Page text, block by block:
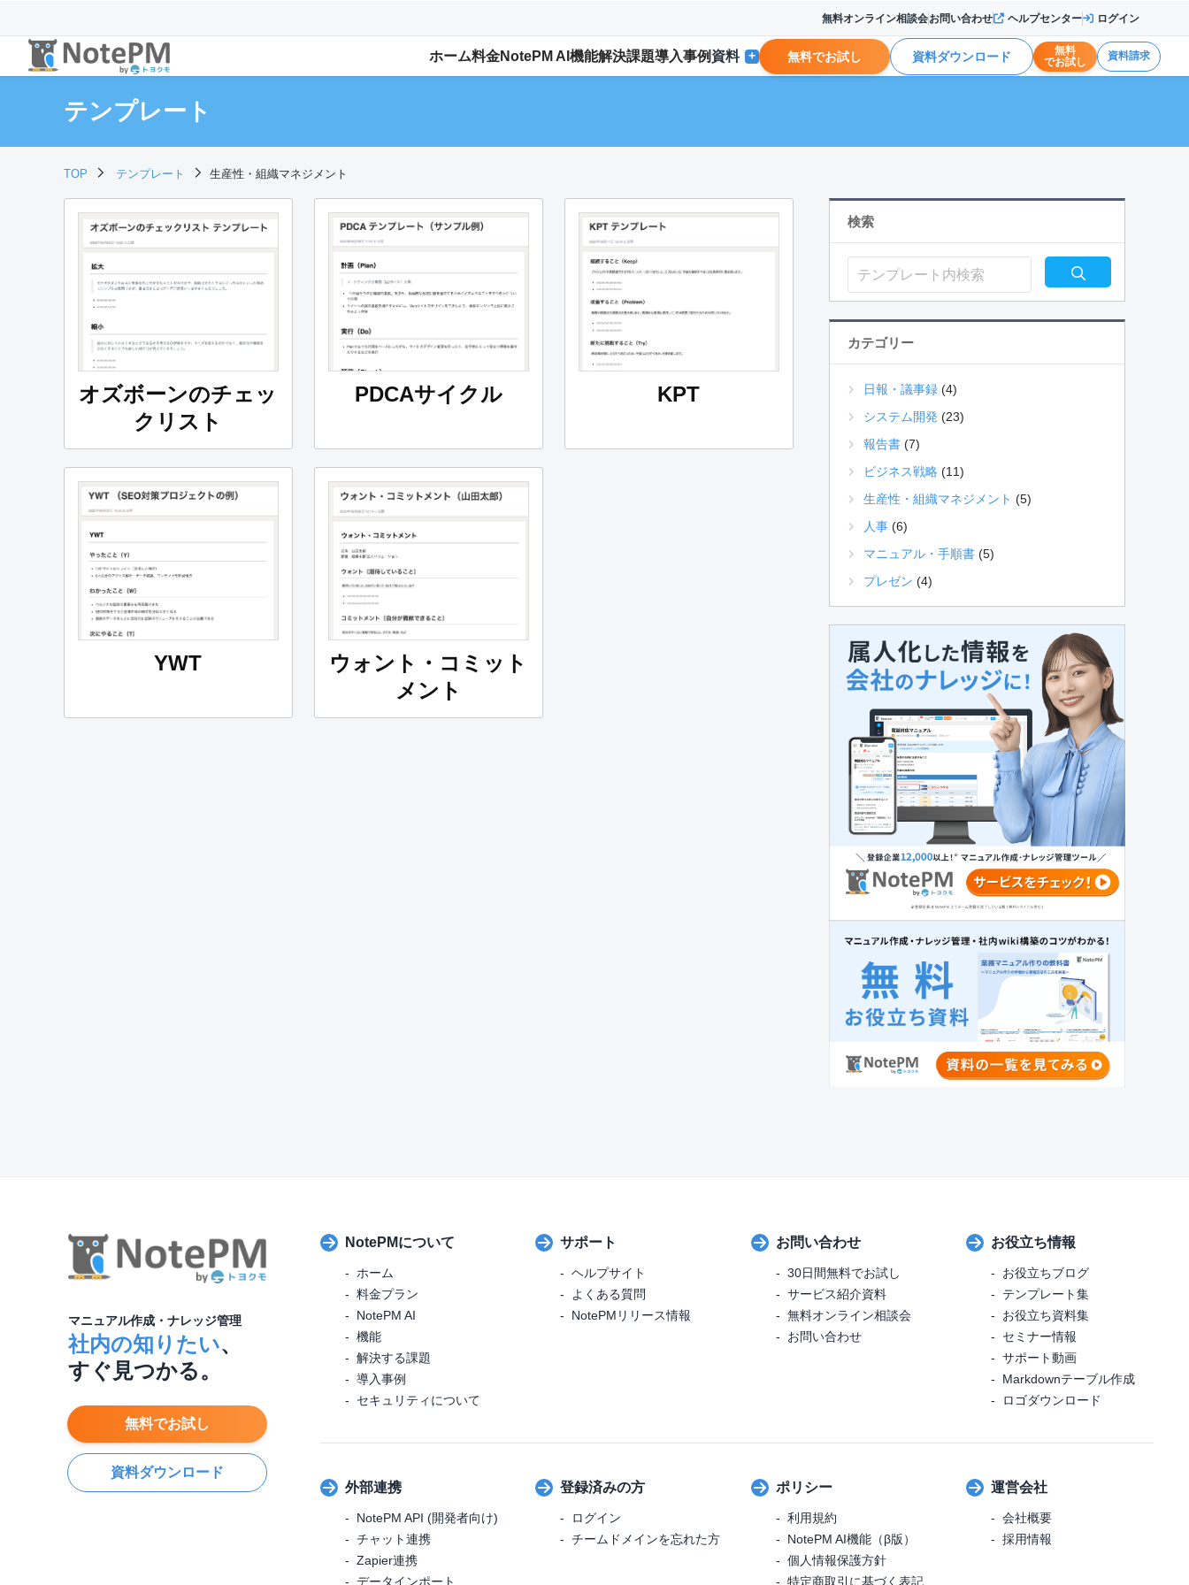
無料オンライン相談会お問い合わせ ヘルプセンター ログイン
ホーム料金NotePM AI 機能解決課題導入事例 資料 + 無料でお試し 資料ダウンロード
無料
でお試し
資料請求
テンプレート
TOP テンプレート 生産性・組織マネジメント
オズボーンのチェッ
クリスト
PDCAサイクル KPT
YWT
ウォント・コミット
メント
検索
カテゴリー
日報・議事録 (4)
システム開発 (23)
報告書 (7)
ビジネス戦略 (11)
生産性・組織マネジメント (5)
人事 (6)
マニュアル・手順書 (5)
プレゼン (4)
マニュアル作成・ナレッジ管理
社内の知りたい、
すぐ見つかる。
無料でお試し
資料ダウンロード
NotePMについて
ホーム
料金プラン
NotePM AI
機能
解決する課題
導入事例
セキュリティについて
サポート
ヘルプサイト
よくある質問
NotePMリリース情報
お問い合わせ
30日間無料でお試し
サービス紹介資料
無料オンライン相談会
お問い合わせ
お役立ち情報
お役立ちブログ
テンプレート集
お役立ち資料集
セミナー情報
サポート動画
Markdownテーブル作成
ロゴダウンロード
外部連携
NotePM API (開発者向け)
チャット連携
Zapier連携
データインポート
登録済みの方
ログイン
チームドメインを忘れた方
ポリシー
利用規約
NotePM AI機能（β版）
個人情報保護方針
特定商取引に基づく表記
運営会社
会社概要
採用情報